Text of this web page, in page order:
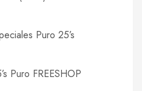
Puro 25’s
Puro FREESHOP